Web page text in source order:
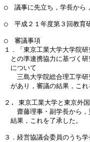
○　議事に先立ち，学長から
○　平成２１年度第３回教育
○　審議事項
１．「東京工業大学大学院
との準連携協力に基づく研
について
三島大学院総合理工学研
があり，審議の結果，これ
２. 東京工業大
齋藤理事・副学長から，
結果，これを了承した。
３．経営協議会委員のうち